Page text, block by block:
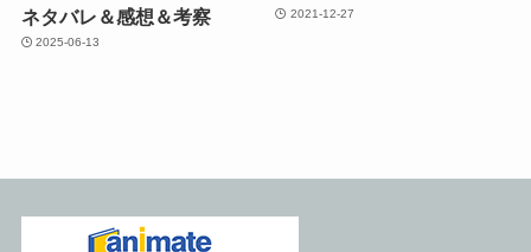
ネタバレ＆感想＆考察
2025-06-13
2021-12-27